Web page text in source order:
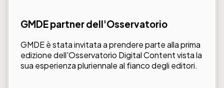
GMDE partner dell'Osservatorio
GMDE è stata invitata a prendere parte alla prima
edizione dell'Osservatorio Digital Content vista la
sua esperienza pluriennale al fianco degli editori.